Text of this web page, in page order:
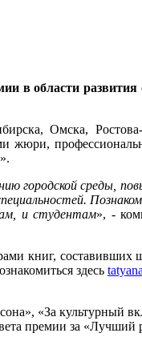
в области
Омска,
жюри,
городской среды,
и студентам», -
книг,
здесь
«За культурный
премии за «Лучший